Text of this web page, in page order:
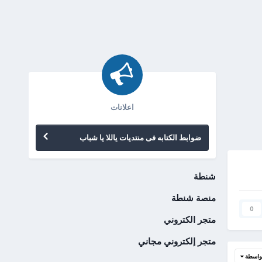
0
اعلانات
ضوابط الكتابه فى منتديات ياللا يا شباب
شنطة
منصة شنطة
متجر الكتروني
متجر إلكتروني مجاني